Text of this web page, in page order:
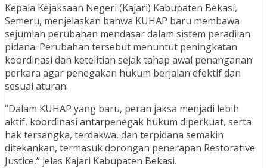
Kepala Kejaksaan Negeri (Kajari) Kabupaten Bekasi,
Semeru, menjelaskan bahwa KUHAP baru membawa
sejumlah perubahan mendasar dalam sistem peradilan
pidana. Perubahan tersebut menuntut peningkatan
koordinasi dan ketelitian sejak tahap awal penanganan
perkara agar penegakan hukum berjalan efektif dan
sesuai aturan.
“Dalam KUHAP yang baru, peran jaksa menjadi lebih
aktif, koordinasi antarpenegak hukum diperkuat, serta
hak tersangka, terdakwa, dan terpidana semakin
ditekankan, termasuk dorongan penerapan Restorative
Justice,” jelas Kajari Kabupaten Bekasi.